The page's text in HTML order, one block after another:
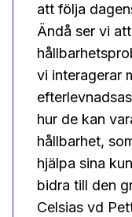
att följa
Ändå ser vi
vi interagerar
hur de kan
hållbarhet,
hjälpa sina
bidra till den
Celsias vd